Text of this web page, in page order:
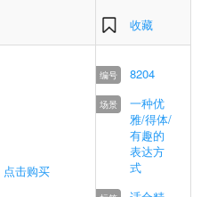
收藏
点击购买
8204
一种优
雅/得体/
有趣的
表达方
式